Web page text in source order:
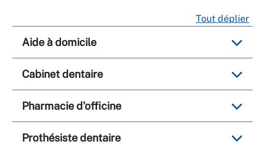
Tout déplier
Aide à domicile
Cabinet dentaire
Pharmacie d'officine
Prothésiste dentaire